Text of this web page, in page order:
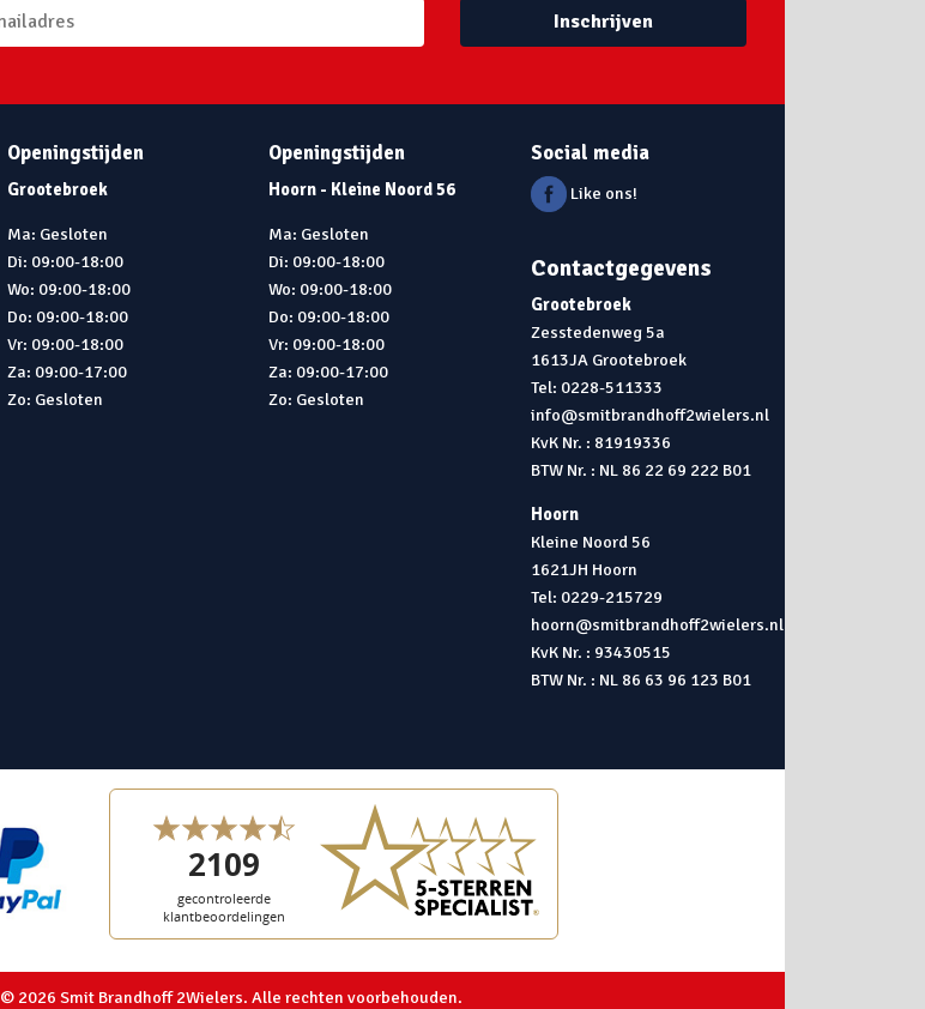
Inschrijven
Openingstijden
Grootebroek
Ma: Gesloten
Di: 09:00-18:00
Wo: 09:00-18:00
Do: 09:00-18:00
Vr: 09:00-18:00
Za: 09:00-17:00
Zo: Gesloten
Openingstijden
Hoorn - Kleine Noord 56
Ma: Gesloten
Di: 09:00-18:00
Wo: 09:00-18:00
Do: 09:00-18:00
Vr: 09:00-18:00
Za: 09:00-17:00
Zo: Gesloten
Social media
Like ons!
Contactgegevens
Grootebroek
Zesstedenweg 5a
1613JA Grootebroek
Tel: 0228-511333
info@smitbrandhoff2wielers.nl
KvK Nr. : 81919336
BTW Nr. : NL 86 22 69 222 B01
Hoorn
Kleine Noord 56
1621JH Hoorn
Tel: 0229-215729
hoorn@smitbrandhoff2wielers.nl
KvK Nr. : 93430515
BTW Nr. : NL 86 63 96 123 B01
© 2026 Smit Brandhoff 2Wielers. Alle rechten voorbehouden.